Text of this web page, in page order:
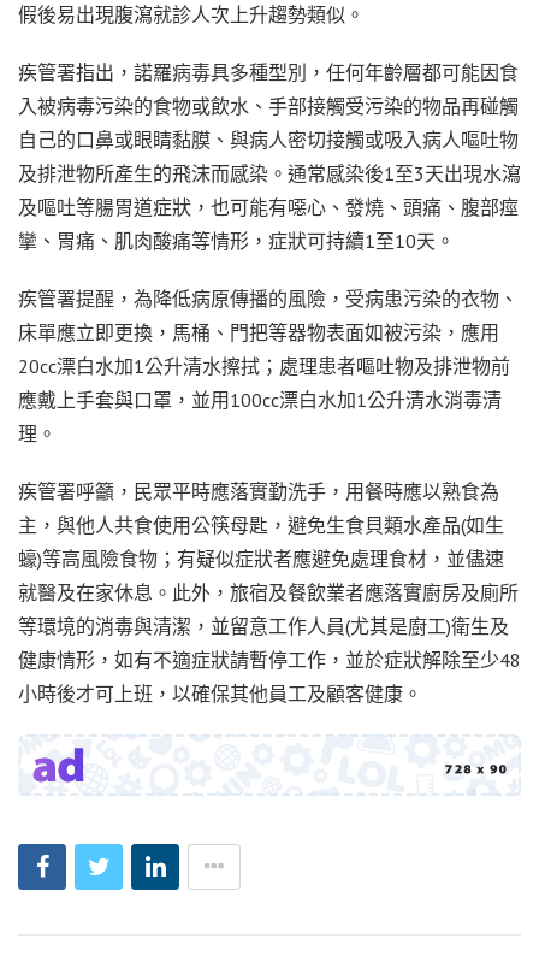
假後易出現腹瀉就診人次上升趨勢類似。
疾管署指出，諾羅病毒具多種型別，任何年齡層都可能因食
入被病毒污染的食物或飲水、手部接觸受污染的物品再碰觸
自己的口鼻或眼睛黏膜、與病人密切接觸或吸入病人嘔吐物
及排泄物所產生的飛沫而感染。通常感染後1至3天出現水瀉
及嘔吐等腸胃道症狀，也可能有噁心、發燒、頭痛、腹部痙
攣、胃痛、肌肉酸痛等情形，症狀可持續1至10天。
疾管署提醒，為降低病原傳播的風險，受病患污染的衣物、
床單應立即更換，馬桶、門把等器物表面如被污染，應用
20cc漂白水加1公升清水擦拭；處理患者嘔吐物及排泄物前
應戴上手套與口罩，並用100cc漂白水加1公升清水消毒清
理。
疾管署呼籲，民眾平時應落實勤洗手，用餐時應以熟食為
主，與他人共食使用公筷母匙，避免生食貝類水產品(如生
蠔)等高風險食物；有疑似症狀者應避免處理食材，並儘速
就醫及在家休息。此外，旅宿及餐飲業者應落實廚房及廁所
等環境的消毒與清潔，並留意工作人員(尤其是廚工)衛生及
健康情形，如有不適症狀請暫停工作，並於症狀解除至少48
小時後才可上班，以確保其他員工及顧客健康。